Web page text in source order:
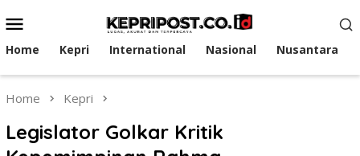
to
contentMenu
Home Kepri International Nasional Nusantara
Home Kepri
Legislator Golkar Kritik